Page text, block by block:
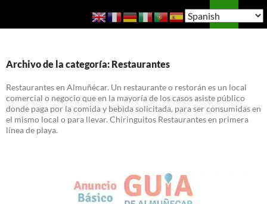
Guía de Almuñécar
Archivo de la categoría: Restaurantes
Restaurantes en Almuñécar. Un restaurante o restorán es un local
comercial o negocio que en la mayoría de los casos asiste público
donde paga por la comida y bebida solicitada, para ser consumidas en
el mismo local o para llevar. Chiringuitos Restaurantes en primera
línea de playa.